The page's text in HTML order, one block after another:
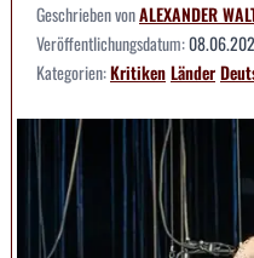
Geschrieben vonALEXANDER
Veröffentlichungsdatum:
Kategorien:KritikenLänder